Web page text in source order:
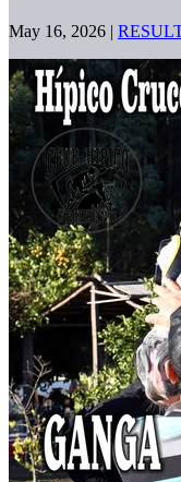
May 16, 2026 |